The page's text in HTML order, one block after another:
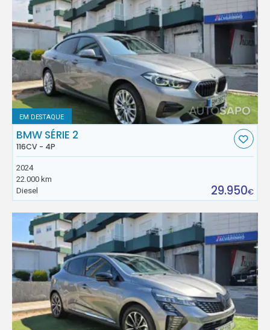
EM DESTAQUE
BMW SÉRIE 2
116CV - 4P
2024
22.000 km
Diesel
29.950€